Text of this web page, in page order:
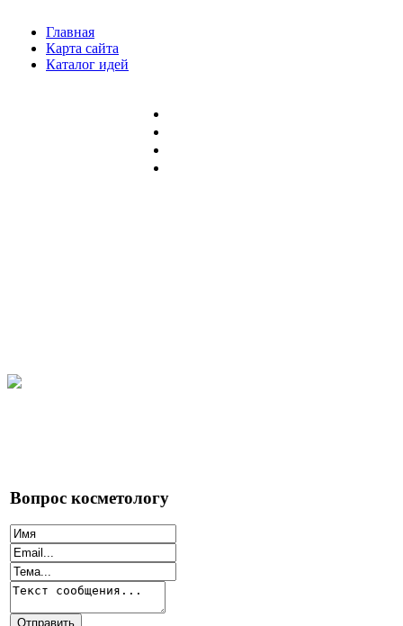
Главная
Карта сайта
Каталог идей
Вопрос косметологу